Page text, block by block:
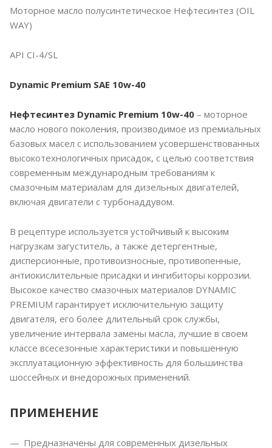
Моторное масло полусинтетическое Нефтесинтез (OIL
WAY)
API CI-4/SL
Dynamic Premium SAE 10w-40
Нефтесинтез Dynamic Premium 10w-40 – моторное
масло нового поколения, производимое из премиальных
базовых масел с использованием усовершенствованных
высокотехнологичных присадок, с целью соответствия
современным международным требованиям к
смазочным материалам для дизельных двигателей,
включая двигатели с турбонаддувом.
В рецептуре используется устойчивый к высоким
нагрузкам загуститель, а также детергентные,
дисперсионные, противоизносные, противопенные,
антиокислительные присадки и ингибиторы коррозии.
Высокое качество смазочных материалов DYNAMIC
PREMIUM гарантирует исключительную защиту
двигателя, его более длительный срок службы,
увеличение интервала замены масла, лучшие в своем
классе всесезонные характеристики и повышенную
эксплуатационную эффективность для большинства
шоссейных и внедорожных применений.
ПРИМЕНЕНИЕ
Предназначены для современных дизельных